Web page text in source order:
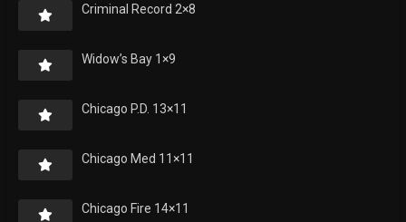
Criminal Record 2×8
Widow’s Bay 1×9
Chicago P.D. 13×11
Chicago Med 11×11
Chicago Fire 14×11